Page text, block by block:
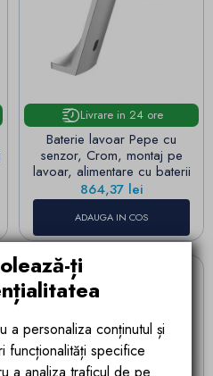
Livrare in 24 ore
Baterie lavoar Pepe cu
senzor, Crom, montaj pe
lavoar, alimentare cu baterii
Pret
864,37 lei
ADAUGA IN COS
ți
a personaliza conținutul și
funcționalități specifice